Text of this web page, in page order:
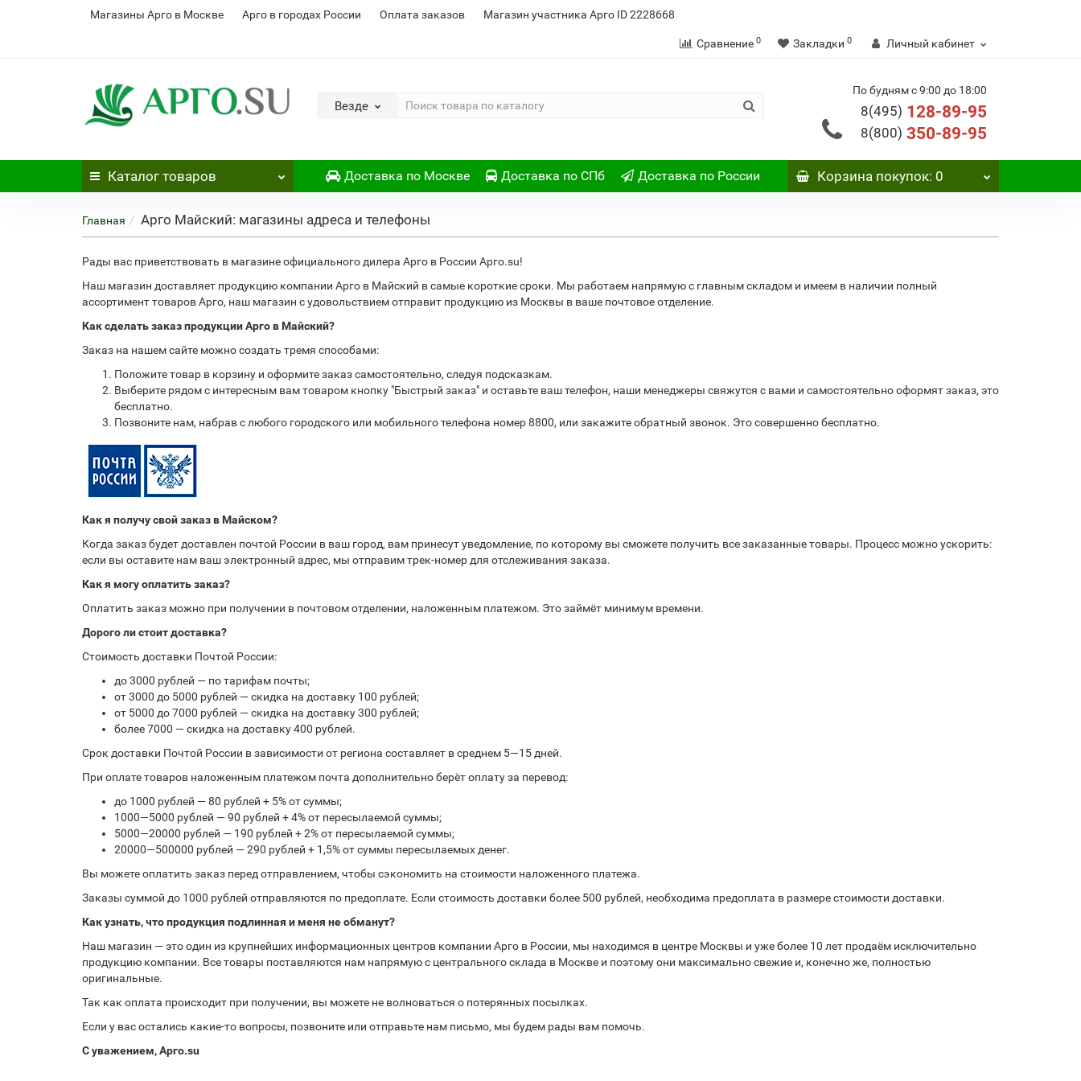
Магазины Арго в Москве Арго в городах России Оплата заказов Магазин участника Арго ID 2228668
Сравнение 0 Закладки 0 Личный кабинет
Везде
По будням с 9:00 до 18:00
8(495) 128-89-95
8(800) 350-89-95
Каталог товаров Доставка по Москве Доставка по СПб Доставка по России Корзинапокупок: 0
Главная Арго Майский: магазины адреса и телефоны
Рады вас приветствовать в магазине официального дилера Арго в России Арго.su!
Наш магазин доставляет продукцию компании Арго в Майский в самые короткие сроки. Мы работаем напрямую с главным складом и имеем в наличии полный
ассортимент товаров Арго, наш магазин с удовольствием отправит продукцию из Москвы в ваше почтовое отделение.
Как сделать заказ продукции Арго в Майский?
Заказ на нашем сайте можно создать тремя способами:
Положите товар в корзину и оформите заказ самостоятельно, следуя подсказкам.
Выберите рядом с интересным вам товаром кнопку "Быстрый заказ" и оставьте ваш телефон, наши менеджеры свяжутся с вами и самостоятельно оформят заказ, это
бесплатно.
Позвоните нам, набрав с любого городского или мобильного телефона номер 8800, или закажите обратный звонок. Это совершенно бесплатно.
Как я получу свой заказ в Майском?
Когда заказ будет доставлен почтой России в ваш город, вам принесут уведомление, по которому вы сможете получить все заказанные товары. Процесс можно ускорить:
если вы оставите нам ваш электронный адрес, мы отправим трек-номер для отслеживания заказа.
Как я могу оплатить заказ?
Оплатить заказ можно при получении в почтовом отделении, наложенным платежом. Это займёт минимум времени.
Дорого ли стоит доставка?
Стоимость доставки Почтой России:
до 3000 рублей — по тарифам почты;
от 3000 до 5000 рублей — скидка на доставку 100 рублей;
от 5000 до 7000 рублей — скидка на доставку 300 рублей;
более 7000 — скидка на доставку 400 рублей.
Срок доставки Почтой России в зависимости от региона составляет в среднем 5—15 дней.
При оплате товаров наложенным платежом почта дополнительно берёт оплату за перевод:
до 1000 рублей — 80 рублей + 5% от суммы;
1000—5000 рублей — 90 рублей + 4% от пересылаемой суммы;
5000—20000 рублей — 190 рублей + 2% от пересылаемой суммы;
20000—500000 рублей — 290 рублей + 1,5% от суммы пересылаемых денег.
Вы можете оплатить заказ перед отправлением, чтобы сэкономить на стоимости наложенного платежа.
Заказы суммой до 1000 рублей отправляются по предоплате. Если стоимость доставки более 500 рублей, необходима предоплата в размере стоимости доставки.
Как узнать, что продукция подлинная и меня не обманут?
Наш магазин — это один из крупнейших информационных центров компании Арго в России, мы находимся в центре Москвы и уже более 10 лет продаём исключительно
продукцию компании. Все товары поставляются нам напрямую с центрального склада в Москве и поэтому они максимально свежие и, конечно же, полностью
оригинальные.
Так как оплата происходит при получении, вы можете не волноваться о потерянных посылках.
Если у вас остались какие-то вопросы, позвоните или отправьте нам письмо, мы будем рады вам помочь.
С уважением, Арго.su